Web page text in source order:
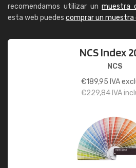
recomendamos utilizar unmuestra
esta web puedes comprar un muestra
NCS Index
NCS
€189,95 IVA
€229,84 IVA